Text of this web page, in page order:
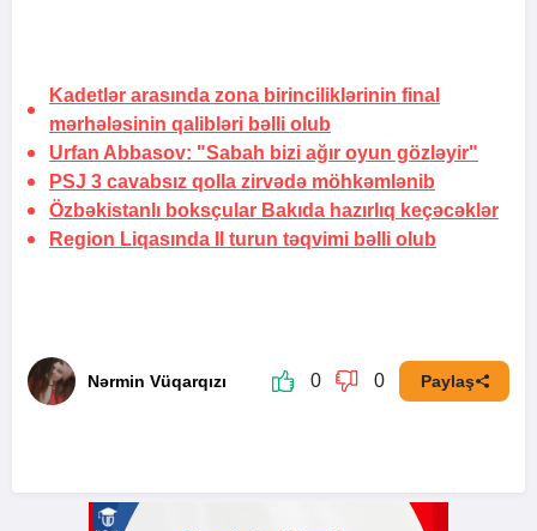
Kadetlər arasında zona birinciliklərinin final
mərhələsinin qalibləri bəlli olub
Urfan Abbasov: "Sabah bizi ağır oyun gözləyir"
PSJ 3 cavabsız qolla zirvədə möhkəmlənib
Özbəkistanlı boksçular Bakıda hazırlıq keçəcəklər
Region Liqasında II turun təqvimi bəlli olub
Nərmin Vüqarqızı 0 0 Paylaş